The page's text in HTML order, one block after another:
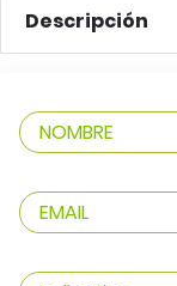
Descripción